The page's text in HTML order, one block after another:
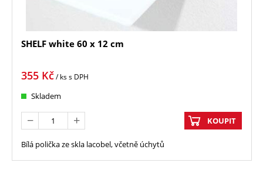
SHELF white 60 x 12 cm
355 Kč/ kss DPH
Skladem
KOUPIT
Bílá polička ze skla lacobel, včetně úchytů